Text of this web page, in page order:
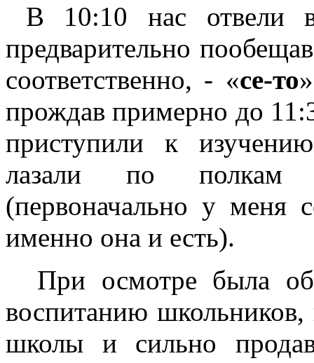
В 10:10 нас отвели в
предварительно
соответственно, - «се-то
прождав примерно до
приступили к
лазали по полкам
(первоначально у меня
именно она и есть).
При осмотре была
воспитанию школьников,
школы и сильно